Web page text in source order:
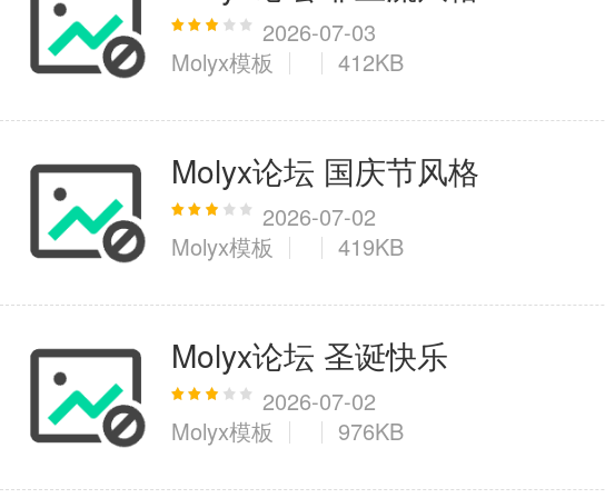
2026-07-03
Molyx模板
412KB
Molyx论坛 国庆节风格
2026-07-02
Molyx模板
419KB
Molyx论坛 圣诞快乐
2026-07-02
Molyx模板
976KB